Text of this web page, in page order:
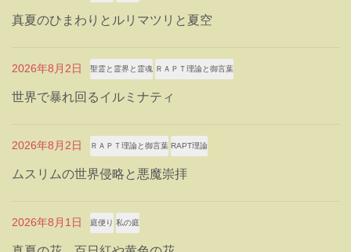
真夏のひまわりとルリマツリと夏空
2026年8月2日 聖霊と霊界と霊魂 ＲＡＰＴ理論と御言葉
世界で暴れ回るイルミナティ
2026年8月2日 ＲＡＰＴ理論と御言葉 RAPT理論
ムスリムの世界侵略と悪魔崇拝
2026年8月1日 庭便り 私の庭